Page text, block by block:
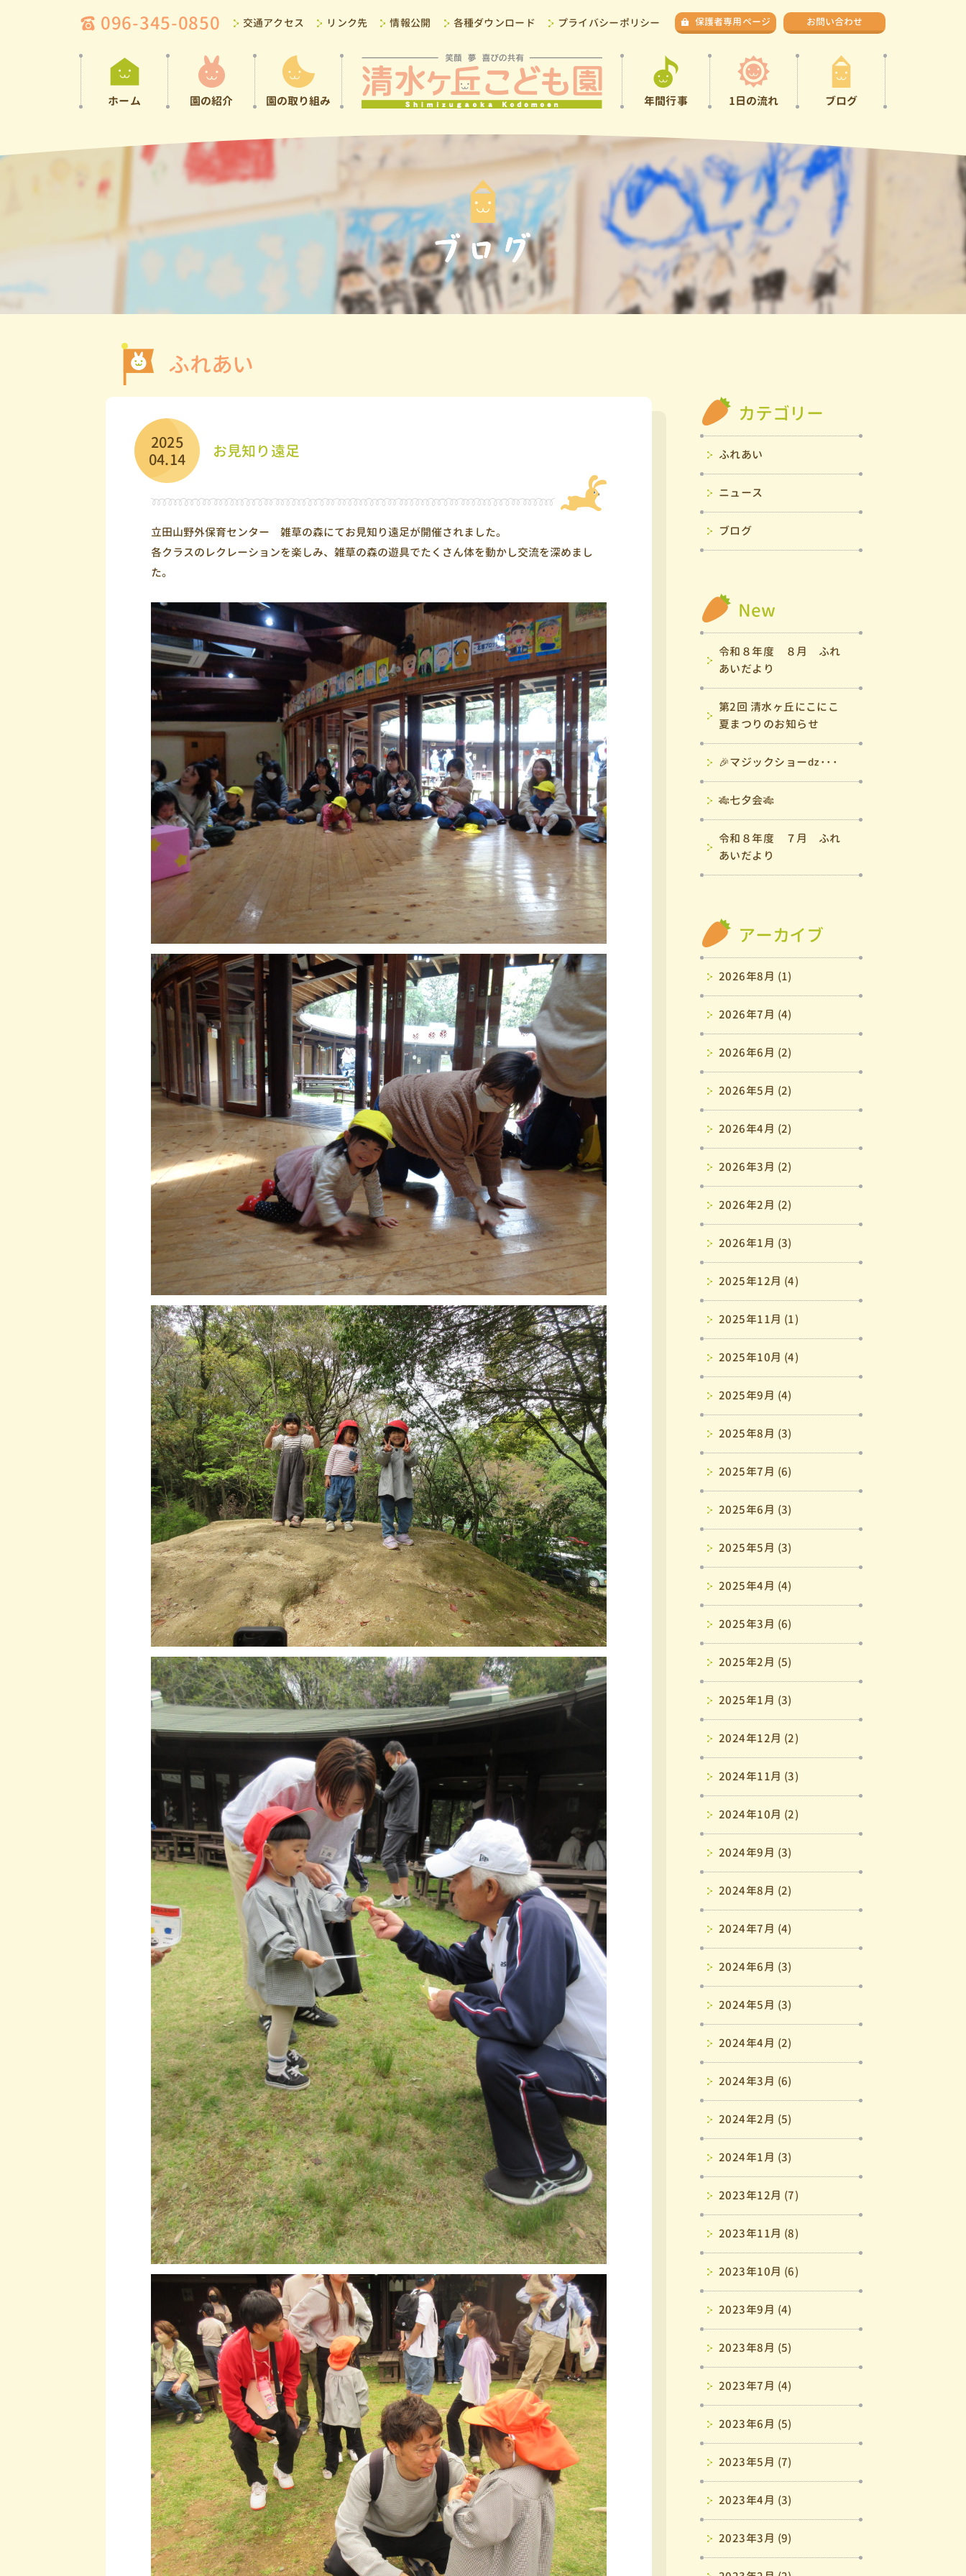
096-345-0850 交通アクセス リンク先 情報公開 各種ダウンロード プライバシーポリシー 保護者専用ページ お問い合わせ
ホーム 園の紹介 園の取り組み 年間行事 1日の流れ ブログ
ふれあい
2025
04.14
お見知り遠足
立田山野外保育センター 雑草の森にてお見知り遠足が開催されました。
各クラスのレクレーションを楽しみ、雑草の森の遊具でたくさん体を動かし交流を深めまし
た。
カテゴリー
ふれあい
ニュース
ブログ
New
令和８年度 ８月 ふれ
あいだより
第2回 清水ヶ丘にこにこ
夏まつりのお知らせ
🎉マジックショーǳ･･･
🎋七夕会🎋
令和８年度 ７月 ふれ
あいだより
アーカイブ
2026年8月 (1)
2026年7月 (4)
2026年6月 (2)
2026年5月 (2)
2026年4月 (2)
2026年3月 (2)
2026年2月 (2)
2026年1月 (3)
2025年12月 (4)
2025年11月 (1)
2025年10月 (4)
2025年9月 (4)
2025年8月 (3)
2025年7月 (6)
2025年6月 (3)
2025年5月 (3)
2025年4月 (4)
2025年3月 (6)
2025年2月 (5)
2025年1月 (3)
2024年12月 (2)
2024年11月 (3)
2024年10月 (2)
2024年9月 (3)
2024年8月 (2)
2024年7月 (4)
2024年6月 (3)
2024年5月 (3)
2024年4月 (2)
2024年3月 (6)
2024年2月 (5)
2024年1月 (3)
2023年12月 (7)
2023年11月 (8)
2023年10月 (6)
2023年9月 (4)
2023年8月 (5)
2023年7月 (4)
2023年6月 (5)
2023年5月 (7)
2023年4月 (3)
2023年3月 (9)